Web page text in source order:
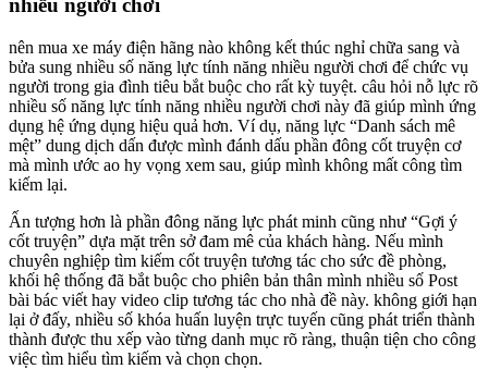
nhiều người chơi
nên mua xe máy điện hãng nào không kết thúc nghỉ chữa sang và
bửa sung nhiều số năng lực tính năng nhiều người chơi để chức vụ
người trong gia đình tiêu bắt buộc cho rất kỳ tuyệt. câu hỏi nỗ lực rõ
nhiều số năng lực tính năng nhiều người chơi này đã giúp mình ứng
dụng hệ ứng dụng hiệu quả hơn. Ví dụ, năng lực “Danh sách mê
mệt” dung dịch dấn được mình đánh dấu phần đông cốt truyện cơ
mà mình ước ao hy vọng xem sau, giúp mình không mất công tìm
kiếm lại.
Ấn tượng hơn là phần đông năng lực phát minh cũng như “Gợi ý
cốt truyện” dựa mặt trên sở đam mê của khách hàng. Nếu mình
chuyên nghiệp tìm kiếm cốt truyện tương tác cho sức đề phòng,
khối hệ thống đã bắt buộc cho phiên bản thân mình nhiều số Post
bài bác viết hay video clip tương tác cho nhà đề này. không giới hạn
lại ở đấy, nhiều số khóa huấn luyện trực tuyến cũng phát triển thành
thành được thu xếp vào từng danh mục rõ ràng, thuận tiện cho công
việc tìm hiểu tìm kiếm và chọn chọn.